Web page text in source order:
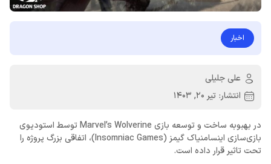
اخبار
علی جلیلی
انتشار: تیر 20, 1403
در بهبوبه ساخت و توسعه بازی Marvel’s Wolverine توسط استودیوی
بازی‌سازی اینسامنیاک گیمز (Insomniac Games)، اتفاقی بزرگ پروژه را
تحت تاثیر قرار داده است.